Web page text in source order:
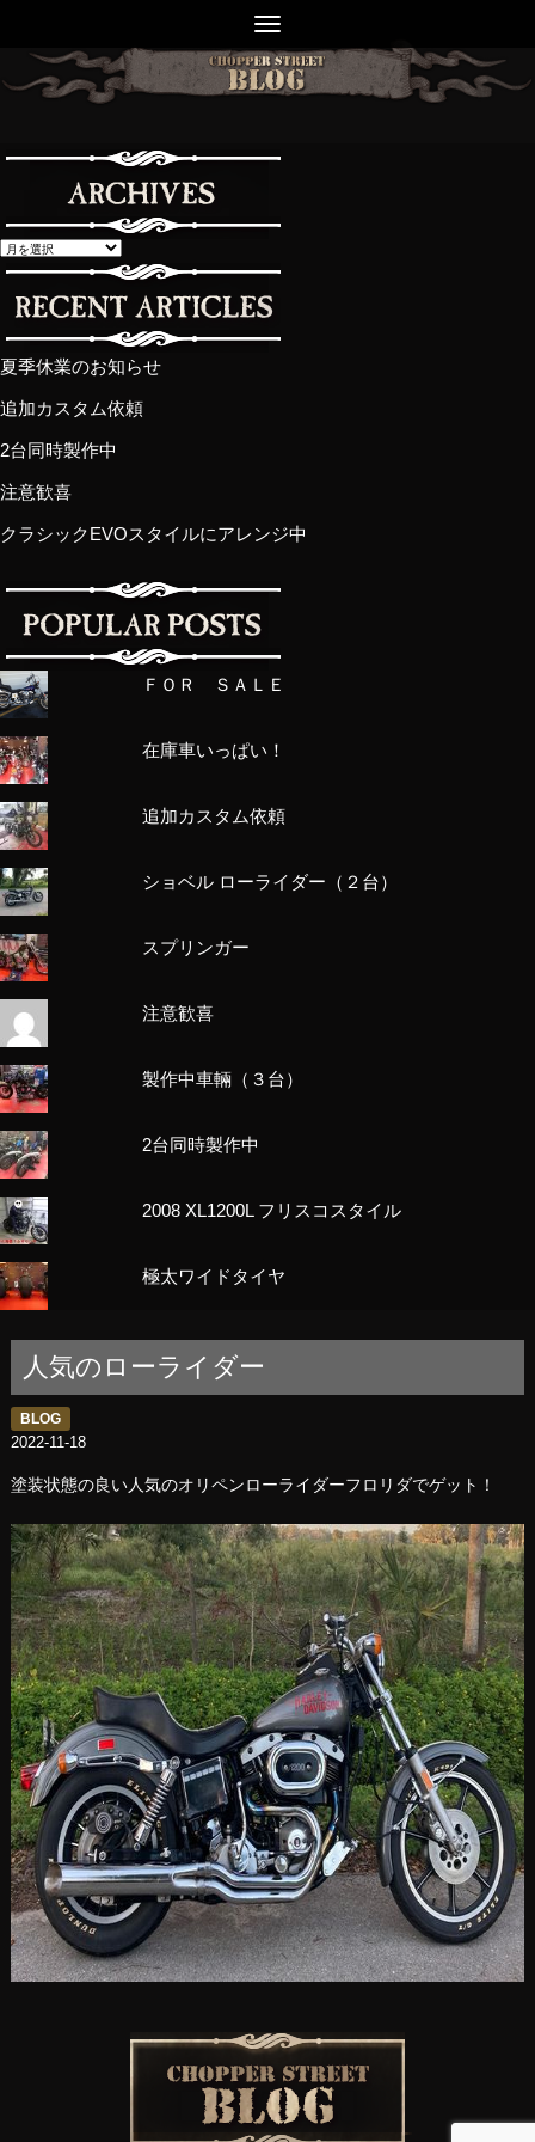
夏季休業のお知らせ
追加カスタム依頼
2台同時製作中
注意歓喜
クラシックEVOスタイルにアレンジ中
ＦＯＲ ＳＡＬＥ
在庫車いっぱい！
追加カスタム依頼
ショベル ローライダー（２台）
スプリンガー
注意歓喜
製作中車輛（３台）
2台同時製作中
2008 XL1200L フリスコスタイル
極太ワイドタイヤ
人気のローライダー
BLOG
2022-11-18
塗装状態の良い人気のオリペンローライダーフロリダでゲット！